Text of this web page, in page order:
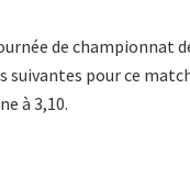
de championnat
pour ce
à 3,10.